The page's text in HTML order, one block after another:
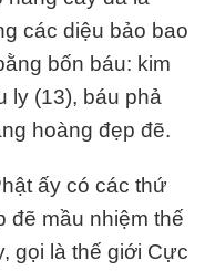
các diệu bảo bao
bốn báu: kim
ly (13), báu phả
hoàng đẹp đẽ.
ấy có các thứ
đẽ mầu nhiệm thế
gọi là thế giới Cực